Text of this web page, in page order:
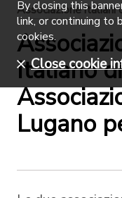
Associazione italiani
Italiano
Lugano
By closing this
link, or continuing to
cookies.
Close cookie